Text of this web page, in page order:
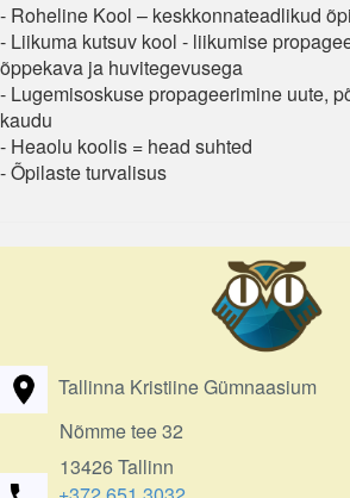
- Roheline Kool – keskkonnateadlikud
- Liikuma kutsuv kool - liikumise
õppekava ja huvitegevusega
- Lugemisoskuse propageerimine uute,
kaudu
- Heaolu koolis = head suhted
- Õpilaste turvalisus
Tallinna Kristiine Gümnaasium
Nõmme tee 32
13426 Tallinn